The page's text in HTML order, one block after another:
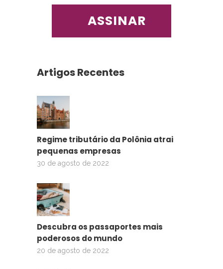
Artigos Recentes
Regime tributário da Polônia atrai
pequenas empresas
30 de agosto de 2022
Descubra os passaportes mais
poderosos do mundo
20 de agosto de 2022